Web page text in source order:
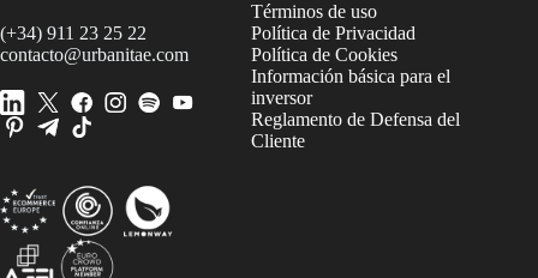
(+34) 911 23 25 22
contacto@urbanitae.com
Términos de uso
Política de Privacidad
Política de Cookies
Información básica para el
inversor
Reglamento de Defensa del
Cliente